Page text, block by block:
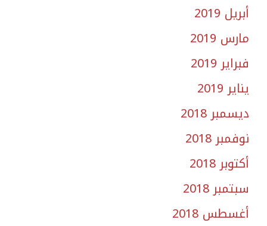
أبريل 2019
مارس 2019
فبراير 2019
يناير 2019
ديسمبر 2018
نوفمبر 2018
أكتوبر 2018
سبتمبر 2018
أغسطس 2018